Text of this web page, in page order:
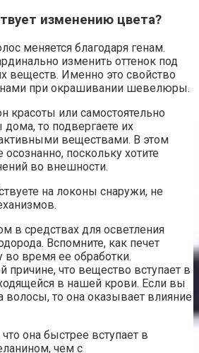
изменению цвета?
меняется благодаря генам.
изменить оттенок под
веществ. Именно это свойство
при окрашивании шевелюры.
красоты или самостоятельно
то подвергаете их
веществами. В этом
осознанно, поскольку хотите
во внешности.
на локоны снаружи, не
в средствах для осветления
Вспомните, как печет
во время ее обработки.
причине, что вещество вступает в
в нашей крови. Если вы
волосы, то она оказывает влияние
она быстрее вступает в
чем с